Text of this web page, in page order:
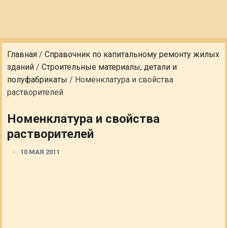
Главная /Справочник по капитальному ремонту жилых
зданий /Строительные материалы, детали и
полуфабрикаты / Номенклатура и свойства
растворителей
Номенклатура и свойства
растворителей
10 МАЯ 2011